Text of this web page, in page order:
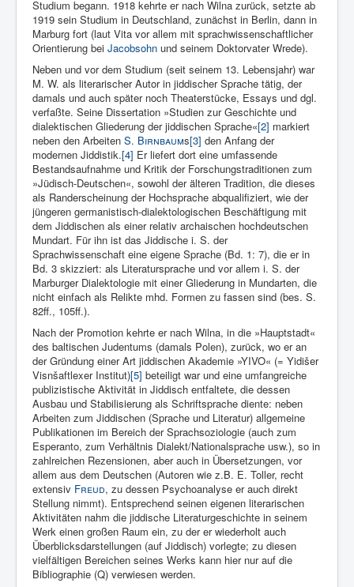
Studium begann. 1918 kehrte er nach Wilna zurück, setzte ab
1919 sein Studium in Deutschland, zunächst in Berlin, dann in
Mar­burg fort (laut Vita vor allem mit sprachwissenschaftlicher
Orien­tierung bei Jacobsohn und seinem Doktorvater Wrede).
Neben und vor dem Studium (seit seinem 13. Lebensjahr) war
M. W. als literarischer Autor in jiddischer Sprache tätig, der
damals und auch später noch Theater­stücke, Es­says und dgl.
verfaßte. Seine Dissertation »Studien zur Geschichte und
dialektischen Gliederung der jiddischen Sprache«[2] markiert
neben den Arbeiten S. Birnbaums[3] den Anfang der
modernen Jid­distik.[4] Er liefert dort eine umfas­sende
Bestandsaufnahme und Kritik der Forschungstraditionen zum
»Jüdisch-Deutschen«, sowohl der älteren Tradition, die dieses
als Rander­scheinung der Hochsprache abqualifiziert, wie der
jünge­ren ger­manistisch-dialektologischen Beschäftigung mit
dem Jiddi­schen als einer relativ archaischen hochdeutschen
Mundart. Für ihn ist das Jiddische i. S. der
Sprachwissenschaft eine eigene Sprache (Bd. 1: 7), die er in
Bd. 3 skizziert: als Literatursprache und vor allem i. S. der
Marburger Dialektologie mit einer Gliederung in Mundarten, die
nicht einfach als Relikte mhd. Formen zu fassen sind (bes. S.
82ff., 105ff.).
Nach der Promotion kehrte er nach Wilna, in die »Hauptstadt«
des baltischen Judentums (damals Po­len), zurück, wo er an
der Gründung einer Art jiddischen Akademie »YIVO« (= Yidišer
Visnšaftlexer Institut)[5] beteiligt war und eine umfangreiche
publizistische Aktivität in Jiddisch entfaltete, die dessen
Ausbau und Stabilisierung als Schriftsprache diente: neben
Arbeiten zum Jid­dischen (Sprache und Literatur) allgemeine
Publi­kationen im Be­reich der Sprachsoziologie (auch zum
Esperanto, zum Verhältnis Dialekt/Nationalsprache usw.), so in
zahlreichen Rezensio­nen, aber auch in Übersetzungen, vor
allem aus dem Deut­schen (Au­toren wie z.B. E. Toller, recht
extensiv Freud, zu dessen Psychoanalyse er auch direkt
Stellung nimmt). Entsprechend seinen eigenen literarischen
Aktivitäten nahm die jiddische Lite­raturgeschichte in seinem
Werk einen großen Raum ein, zu der er wiederholt auch
Überblicksdarstellungen (auf Jid­disch) vorlegte; zu diesen
vielfältigen Bereichen seines Werks kann hier nur auf die
Bibliographie (Q) verwiesen werden.